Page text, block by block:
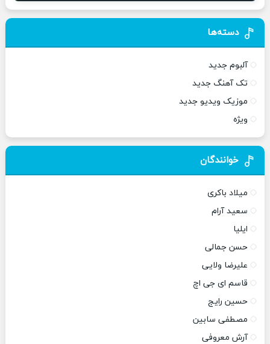
دسته‌ها
آلبوم جدید
تک آهنگ جدید
موزیک ویدیو جدید
ویژه
خوانندگان
میلاد باکری
سعید آرام
ایلیا
حسن جمالی
علیرضا ولایی
قاسم ای جی اچ
حسین رایج
مصطفی سابین
آرش معروفی